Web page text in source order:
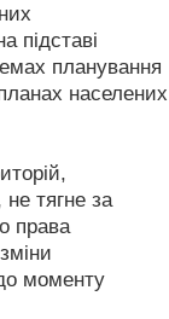
підставі
планування
населених
тягне за
права
моменту